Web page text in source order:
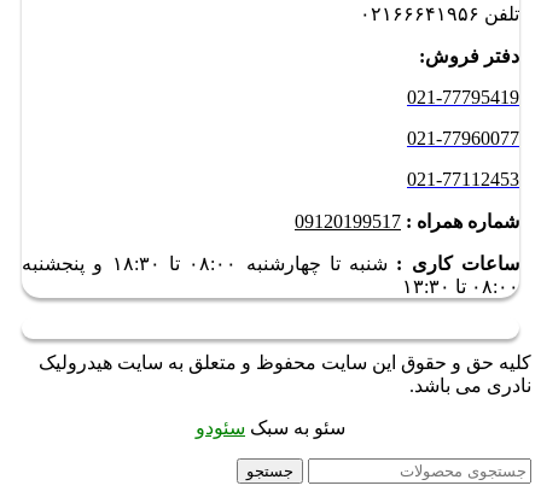
تلفن ۰۲۱۶۶۶۴۱۹۵۶
دفتر فروش:
021-77795419
021-77960077
021-77112453
شماره همراه : 09120199517
ساعات کاری : شنبه تا چهارشنبه ۰۸:۰۰ تا ۱۸:۳۰ و
پنجشنبه
۰۸:۰۰ تا ۱۳:۳۰
کلیه حق و حقوق این سایت محفوظ و متعلق به سایت هیدرولیک
نادری می باشد.
سئو به سبک سئودو
جستجو